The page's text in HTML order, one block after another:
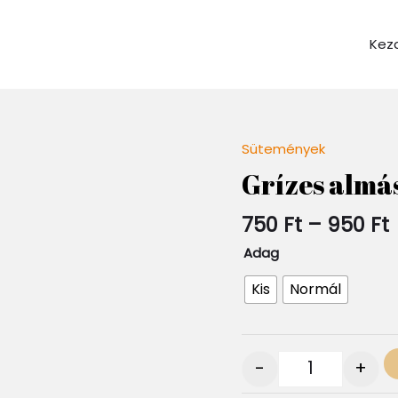
Sütemények
Grízes
750 Ft – 950 Ft
-
Adag
Kis Normál
Quantity
- +